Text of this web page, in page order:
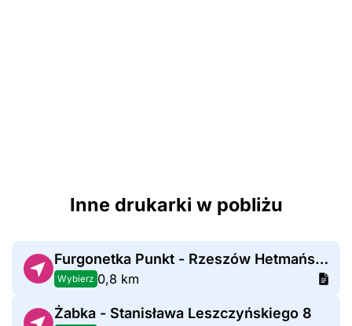
Inne drukarki w pobliżu
Furgonetka Punkt - Rzeszów Hetmańska 7
Wybierz 0,8 km
Żabka - Stanisława Leszczyńskiego 8